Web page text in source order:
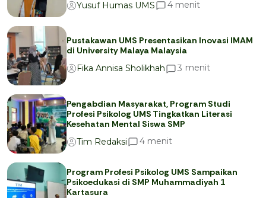
Yusuf Humas UMS
4 menit
Pustakawan UMS Presentasikan Inovasi IMAM
di University Malaya Malaysia
Fika Annisa Sholikhah
3 menit
Pengabdian Masyarakat, Program Studi
Profesi Psikolog UMS Tingkatkan Literasi
Kesehatan Mental Siswa SMP
Tim Redaksi
4 menit
Program Profesi Psikolog UMS Sampaikan
Psikoedukasi di SMP Muhammadiyah 1
Kartasura